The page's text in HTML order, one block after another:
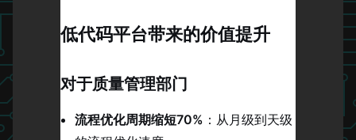
低代码平台带来的价值提升
对于质量管理部门
流程优化周期缩短70% ：从月级到天级